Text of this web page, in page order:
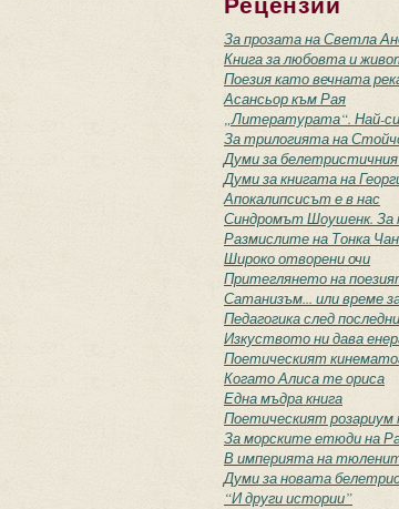
За прозата на Светла
Книга за любовта и
Поезия като вечната
Асансьор към Рая
„Литературата“. Най-
За трилогията на
Думи за
Думи за книгата на
Апокалипсисът е в нас
Синдромът Шоушенк. За
Размислите на Тонка
Широко отворени очи
Притеглянето на
Сатанизъм... или време
Педагогика след
Изкуството ни дава
Поетическият
Когато Алиса те ориса
Една мъдра книга
Поетическият розариум
За морските етюди на
В империята на
Думи за новата
“И други истории”